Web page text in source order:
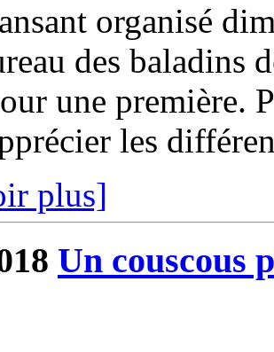
organisé
des baladins
une première.
les
plus]
Un couscous